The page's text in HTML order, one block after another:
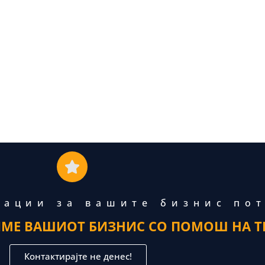
за вашите бизнис
ВАШИОТ БИЗНИС СО ПОМОШ НА
Контактирајте не денес!